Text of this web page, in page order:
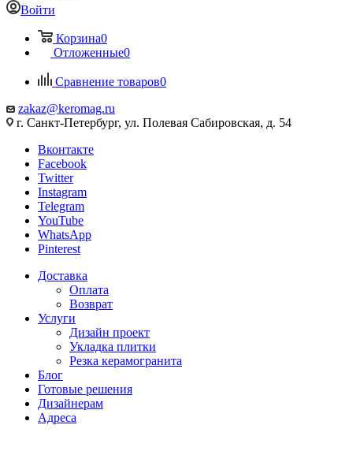
Войти
Корзина0
Отложенные0
Сравнение товаров0
zakaz@keromag.ru
г. Санкт-Петербург, ул. Полевая Сабировская, д. 54
Вконтакте
Facebook
Twitter
Instagram
Telegram
YouTube
WhatsApp
Pinterest
Доставка
Оплата
Возврат
Услуги
Дизайн проект
Укладка плитки
Резка керамогранита
Блог
Готовые решения
Дизайнерам
Адреса